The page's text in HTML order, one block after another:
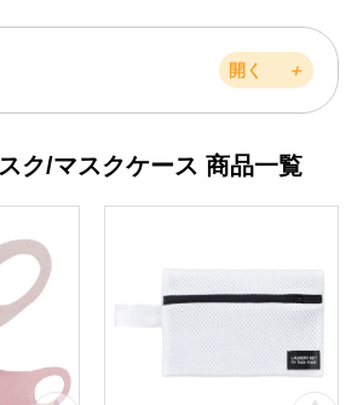
開く ＋
ク/マスクケース 商品一覧